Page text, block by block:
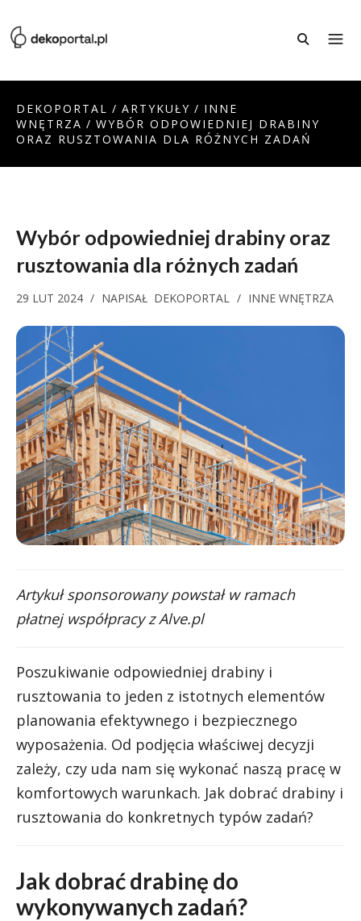
DEKOPORTAL / ARTYKUŁY / INNE
WNĘTRZA / WYBÓR ODPOWIEDNIEJ DRABINY
ORAZ RUSZTOWANIA DLA RÓŻNYCH ZADAŃ
Wybór odpowiedniej drabiny oraz
rusztowania dla różnych zadań
29 LUT 2024 / NAPISAŁ DEKOPORTAL / INNE WNĘTRZA
Artykuł sponsorowany powstał w ramach
płatnej współpracy z Alve.pl
Poszukiwanie odpowiedniej drabiny i
rusztowania to jeden z istotnych elementów
planowania efektywnego i bezpiecznego
wyposażenia. Od podjęcia właściwej decyzji
zależy, czy uda nam się wykonać naszą pracę w
komfortowych warunkach. Jak dobrać drabiny i
rusztowania do konkretnych typów zadań?
Jak dobrać drabinę do
wykonywanych zadań?